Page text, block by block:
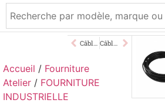
Accueil / Fourniture
Atelier / FOURNITURE
INDUSTRIELLE